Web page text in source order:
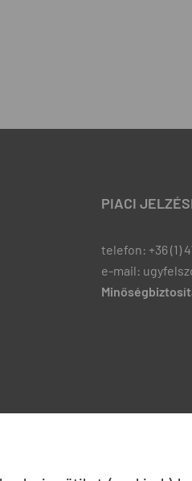
PIACI
telefon: +36 (1)
e-mail: